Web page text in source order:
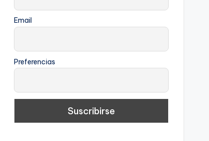
Email
Preferencias